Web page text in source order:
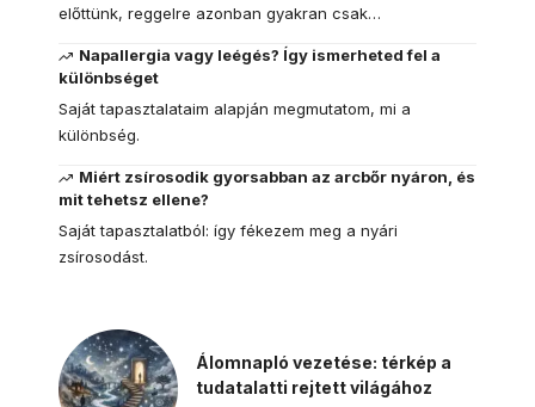
előttünk, reggelre azonban gyakran csak…
Napallergia vagy leégés? Így ismerheted fel a
különbséget
Saját tapasztalataim alapján megmutatom, mi a
különbség.
Miért zsírosodik gyorsabban az arcbőr nyáron, és
mit tehetsz ellene?
Saját tapasztalatból: így fékezem meg a nyári
zsírosodást.
Álomnapló vezetése: térkép a
tudatalatti rejtett világához